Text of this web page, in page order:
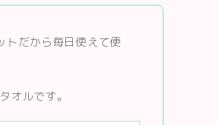
トだから毎日使えて便
オルです。